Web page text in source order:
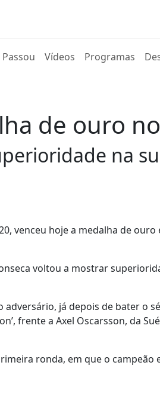
Passou Vídeos Programas
de ouro
na
venceu hoje a medalha de
voltou a mostrar
adversário, já depois de bater o
frente a Axel Oscarsson, da
ronda, em que o campeão